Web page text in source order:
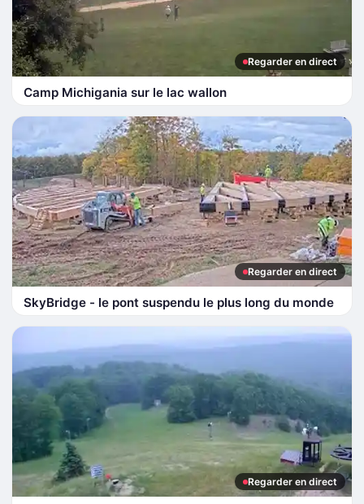
Regarder en direct
Camp Michigania sur le lac wallon
Regarder en direct
SkyBridge - le pont suspendu le plus long du monde
Regarder en direct